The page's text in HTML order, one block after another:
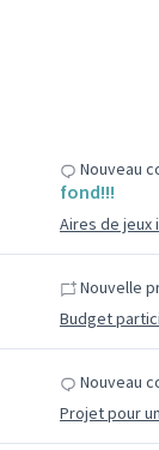
Nouveau
fond!!!
Aires de jeux
Nouvelle
Budget
Nouveau
Projet pour